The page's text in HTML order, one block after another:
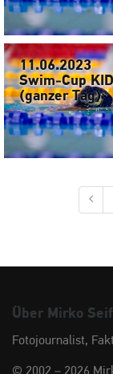
11.06.2023
Swim-Cup
(ganzer Tag)
Über Mirko
Fotojournalist,